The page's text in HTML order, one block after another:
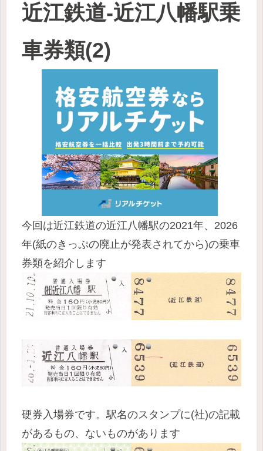
近江鉄道-近江八幡駅乗
車券類(2)
今回は近江鉄道の近江八幡駅の2021年、2026
年(紙のきっぷの廃止が発表されてから)の乗車
券類を紹介します
硬券入場券です。駅名のスタンプに(社)の記載
があるもの、ないものがあります